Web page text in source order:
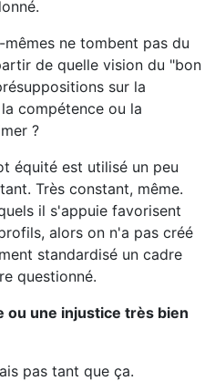
ne tombent pas du
de quelle vision du "bon
sur la
compétence ou la
?
équité est utilisé un peu
Très constant, même.
il s'appuie favorisent
alors on n'a pas créé
standardisé un cadre
questionné.
ou une injustice très bien
pas tant que ça.